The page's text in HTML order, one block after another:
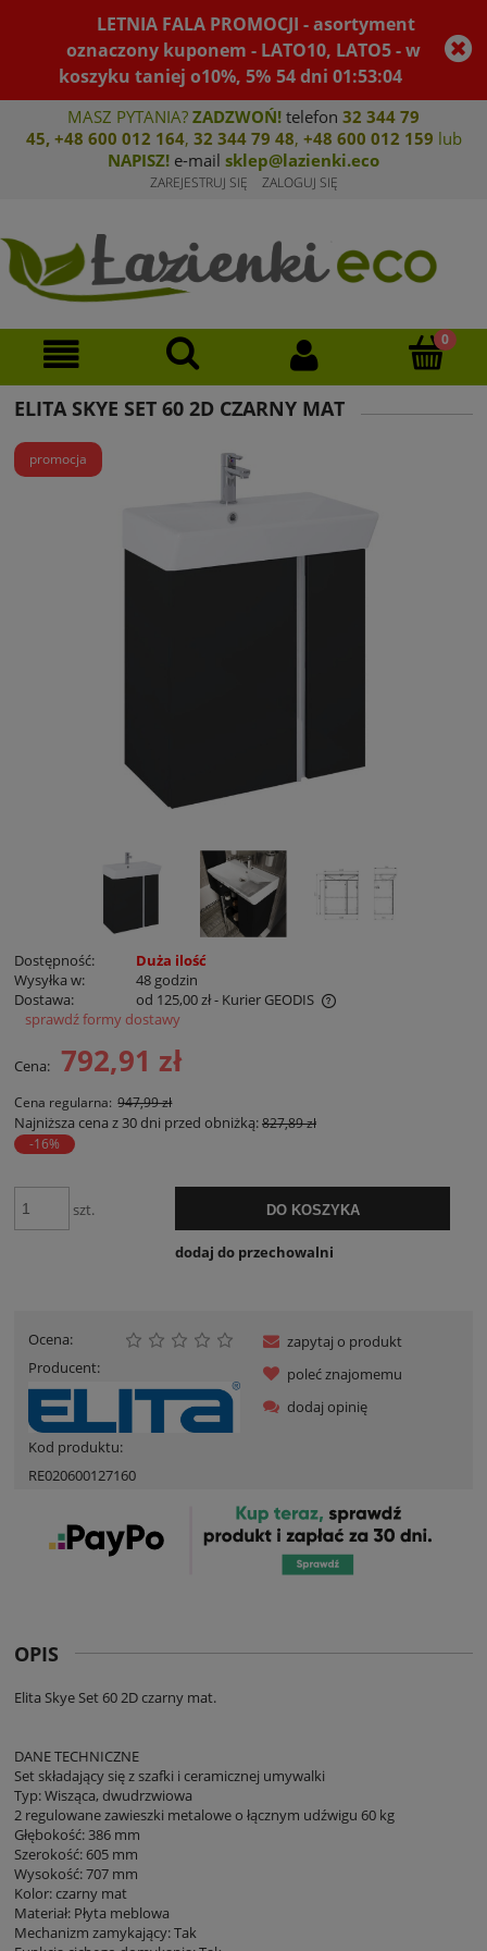
LETNIA FALA PROMOCJI - asortyment
oznaczony kuponem - LATO10, LATO5 - w
koszyku taniej o10%, 5% 54dni01:53:04
MASZ PYTANIA? ZADZWOŃ! telefon 32 344 79
45, +48 600 012 164, 32 344 79 48, +48 600 012 159 lub
NAPISZ! e-mail sklep@lazienki.eco
ZAREJESTRUJ SIĘ ZALOGUJ SIĘ
ELITA SKYE SET 60 2D CZARNY MAT
promocja
Dostępność:
Duża ilość
Wysyłka w:
48 godzin
Dostawa:
od 125,00 zł- Kurier GEODIS
Cena nie zawiera ewentualnych kosztów płatności
sprawdź formy dostawy
Cena: 792,91 zł
Cena regularna: 947,99 zł
Najniższa cena z 30 dni przed obniżką:827,89 zł
-16%
szt. DO KOSZYKA
dodaj do przechowalni
Ocena:
Producent:
Kod produktu:
RE020600127160
zapytaj o produkt
poleć znajomemu
dodaj opinię
OPIS
Elita Skye Set 60 2D czarny mat.
DANE TECHNICZNE
Set składający się z szafki i ceramicznej umywalki
Typ: Wisząca, dwudrzwiowa
2 regulowane zawieszki metalowe o łącznym udźwigu 60 kg
Głębokość: 386 mm
Szerokość: 605 mm
Wysokość: 707 mm
Kolor: czarny mat
Materiał: Płyta meblowa
Mechanizm zamykający: Tak